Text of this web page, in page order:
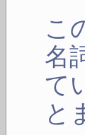
こ
名
て
と